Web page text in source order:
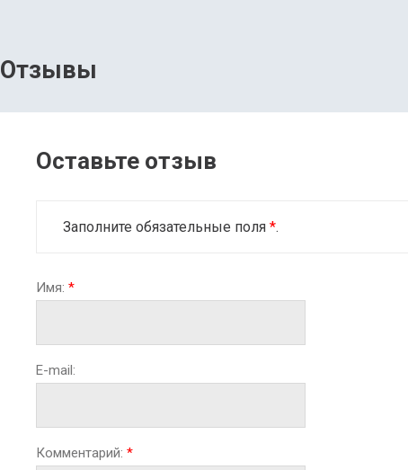
Отзывы
Оставьте отзыв
Заполните обязательные поля *.
Имя: *
E-mail:
Комментарий: *